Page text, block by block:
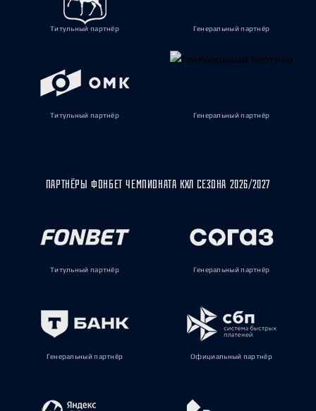
Титульный партнёр Генеральный партнёр
Титульный партнёр Генеральный партнёр
ПАРТНЁРЫ ФОНБЕТ ЧЕМПИОНАТА КХЛ СЕЗОНА 2026/2027
Титульный партнёр Генеральный партнёр
Генеральный партнёр Официальный партнёр